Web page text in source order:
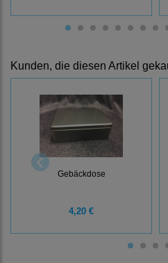
Kunden, die diesen Artikel
Gebäckdose
4,20 €